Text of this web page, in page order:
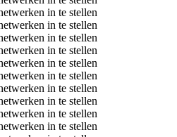
in te stellen
in te stellen
in te stellen
in te stellen
in te stellen
in te stellen
in te stellen
in te stellen
in te stellen
in te stellen